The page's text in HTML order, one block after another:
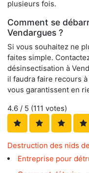
plusieurs fois.
Comment se
Vendargues ?
Si vous souhaitez ne
faites simple.
désinsectisation à
il faudra faire recours
vous garantissent en
4.6 / 5 (111 votes)
Destruction des nids
Entreprise pour